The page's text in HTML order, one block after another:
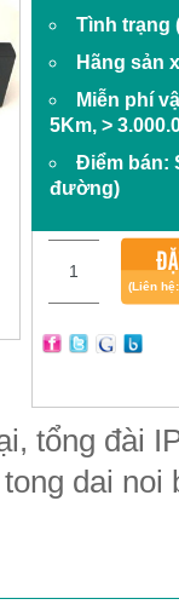
Tình trạng
Hãng sản
Miễn phí
5Km, >
Điểm bán:
đường)
(Liên
tổng đài
dai